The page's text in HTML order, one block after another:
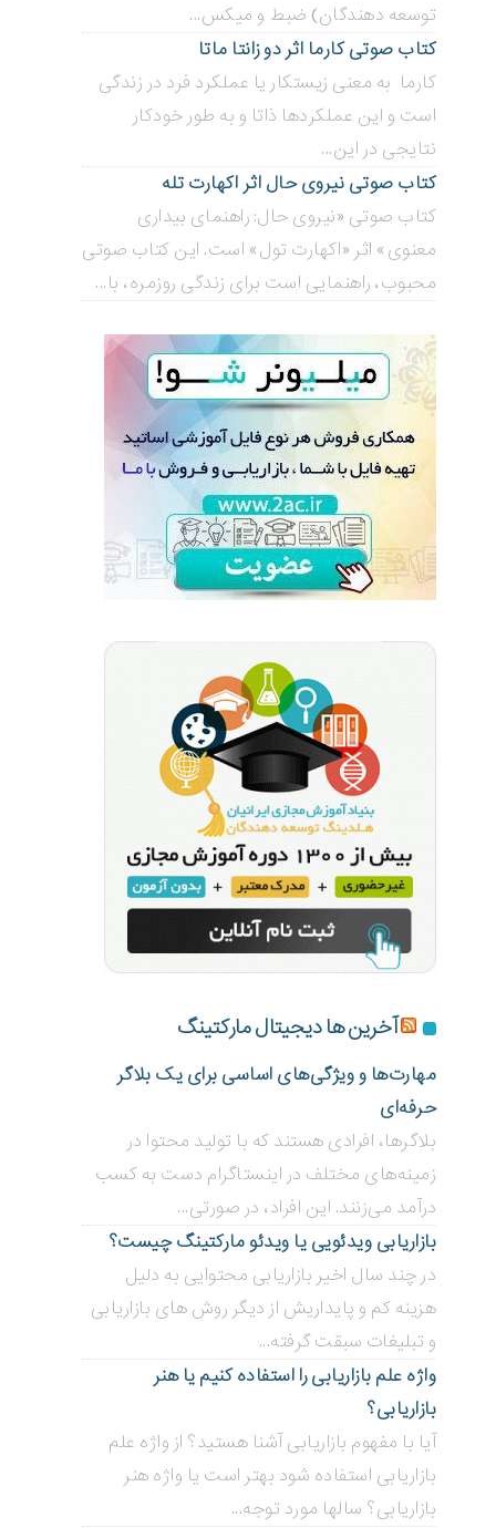
توسعه دهندگان) ضبط و میکس...
کتاب صوتی کارما اثر دو زانتا ماتا
کارما به معنی زیستکار یا عملکرد فرد در زندگی
است و این عملکردها ذاتا و به طور خودکار
نتایجی در این...
کتاب صوتی نیروی حال اثر اکهارت تله
کتاب صوتی «نیروی حال: راهنمای بیداری
معنوی» اثر «اکهارت تول» است. این کتاب صوتی
محبوب، راهنمایی است برای زندگی روزمره، با...
آخرین ها دیجیتال مارکتینگ
مهارت‌ها و ویژگی‌های اساسی برای یک بلاگر
حرفه‌ای
بلاگر‌ها، افرادی هستند که با تولید محتوا در
زمینه‌های مختلف در اینستاگرام دست به کسب
درآمد می‌زنند. این افراد، در صورتی...
بازاریابی ویدئویی ‌یا ویدئو مارکتینگ چیست؟
در چند سال اخیر بازاریابی محتوایی به دلیل
هزینه کم و پایداریش از دیگر روش های بازاریابی
و تبلیغات سبقت گرفته...
واژه علم بازاریابی را استفاده کنیم یا هنر
بازاریابی؟
آیا با مفهوم بازاریابی آشنا هستید؟ از واژه علم
بازاریابی استفاده شود بهتر است یا واژه هنر
بازاریابی؟ سالها مورد توجه...